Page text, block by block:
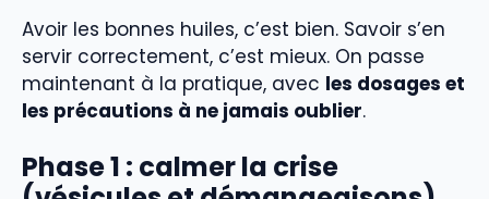
Avoir les bonnes huiles, c’est bien. Savoir s’en
servir correctement, c’est mieux. On passe
maintenant à la pratique, avec les dosages et
les précautions à ne jamais oublier.
Phase 1 : calmer la crise